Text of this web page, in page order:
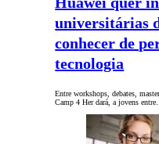
universitárias
conhecer de
tecnologia
Entre workshops, debates,
Camp 4 Her dará, a jovens